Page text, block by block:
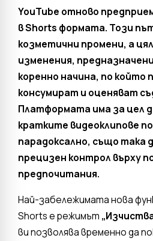
YouTube отново
в Shorts формата. Този
козметични промени, а
изменения,
коренно начина, по
консумират и оценяват
Платформата има за цел
кратките видеоклипове
парадоксално, също така
прецизен контрол върху
предпочитания.
Най-забележимата нова
Shorts е режимът
ви позволява временно да